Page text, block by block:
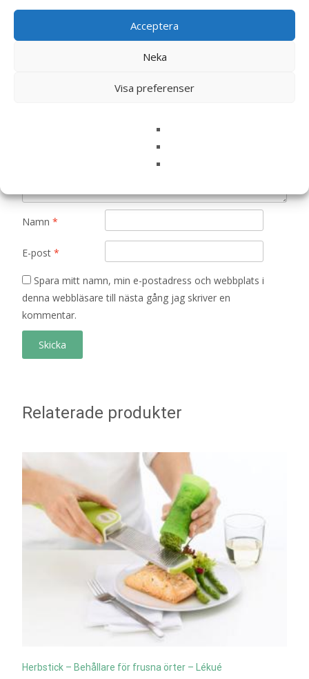
Acceptera
Neka
Visa preferenser
Bli först med att recensera ”Piggy
Baconlåda för micron”
Din e-postadress kommer inte publiceras. Obligatoriska fält
Namn *
E-post *
Spara mitt namn, min e-postadress och webbplats i
denna webbläsare till nästa gång jag skriver en
kommentar.
Relaterade produkter
Herbstick – Behållare för frusna örter – Lékué